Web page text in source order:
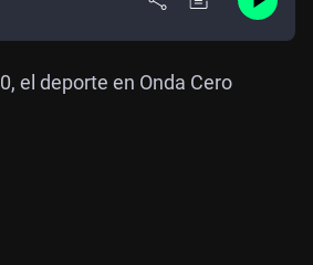
el deporte en Onda Cero